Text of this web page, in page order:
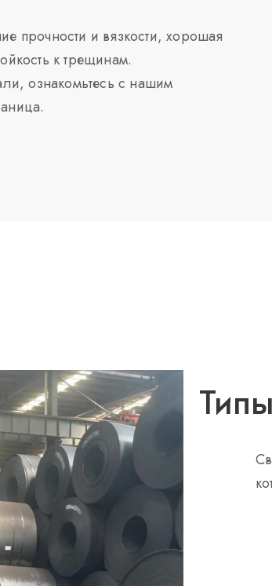
прочности и вязкости, хорошая
к трещинам.
ознакомьтесь с нашим